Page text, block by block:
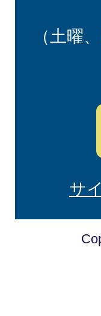
（土曜
サ